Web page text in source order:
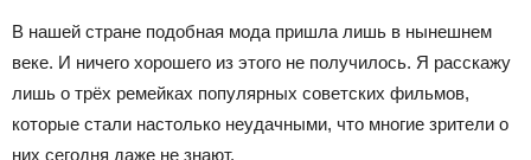
В нашей стране подобная мода пришла лишь в нынешнем
веке. И ничего хорошего из этого не получилось. Я расскажу
лишь о трёх ремейках популярных советских фильмов,
которые стали настолько неудачными, что многие зрители о
них сегодня даже не знают.